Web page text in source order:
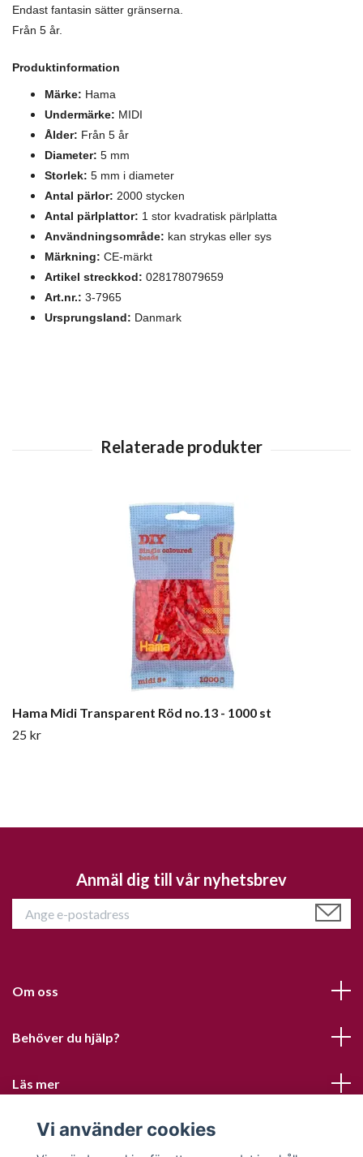
Endast fantasin sätter gränserna.
Från 5 år.
Produktinformation
Märke: Hama
Undermärke: MIDI
Ålder: Från 5 år
Diameter: 5 mm
Storlek: 5 mm i diameter
Antal pärlor: 2000 stycken
Antal pärlplattor: 1 stor kvadratisk pärlplatta
Användningsområde: kan strykas eller sys
Märkning: CE-märkt
Artikel streckkod: 028178079659
Art.nr.: 3-7965
Ursprungsland: Danmark
Hama Midi Transparent Röd no.13 - 1000 st
25 kr
Anmäl dig till vår nyhetsbrev
Om oss
Behöver du hjälp?
Läs mer
Sociala medier
Vi använder cookies